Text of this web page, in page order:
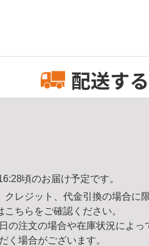
配送する
頃のお届け予定です。
クレジット、代金引換の場合に
こちら をご確認ください。
の注文の場合や在庫状況によっ
く場合がございます。